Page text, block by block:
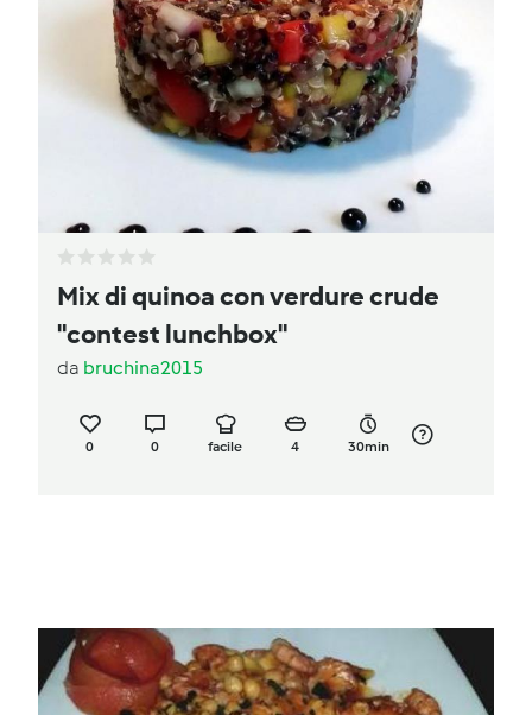
Mix di quinoa con verdure crude
"contest lunchbox"
da bruchina2015
0 0 facile 4 30min